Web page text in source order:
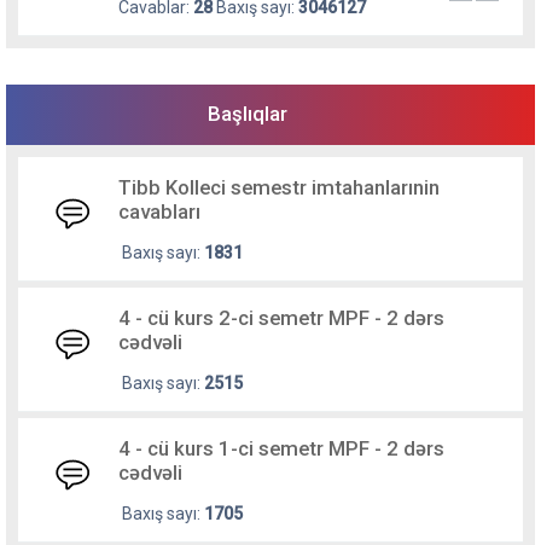
Cavablar: 28Baxış sayı: 3046127
Başlıqlar
Tibb Kolleci semestr imtahanlarınin
cavabları
Baxış sayı: 1831
4 - cü kurs 2-ci semetr MPF - 2 dərs
cədvəli
Baxış sayı: 2515
4 - cü kurs 1-ci semetr MPF - 2 dərs
cədvəli
Baxış sayı: 1705